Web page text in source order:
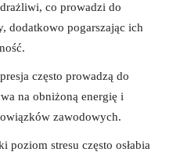
co prowadzi ⁢do
dodatkowo pogarszając⁣ ich
często prowadzą do
na obniżoną energię i‍
zawodowych.
poziom ‍stresu ⁤często osłabia